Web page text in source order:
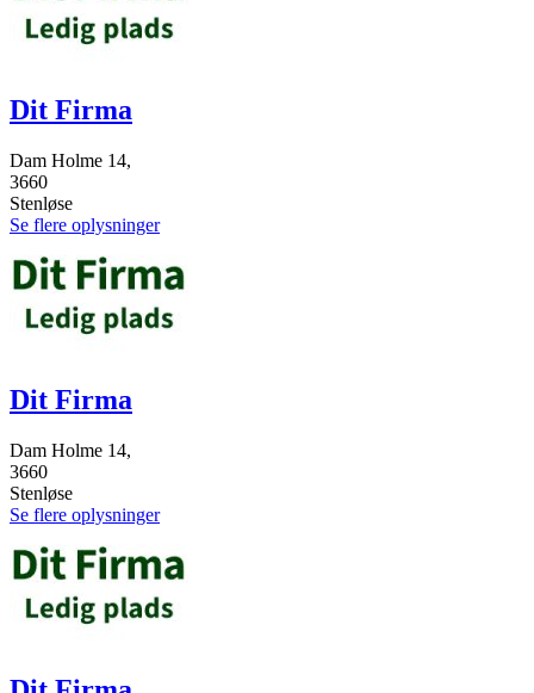
Dit Firma
Dam Holme 14,
3660
Stenløse
Se flere oplysninger
Dit Firma
Dam Holme 14,
3660
Stenløse
Se flere oplysninger